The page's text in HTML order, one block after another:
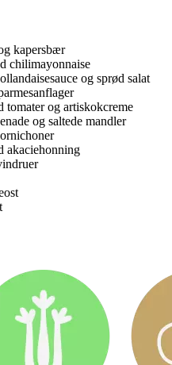
kapersbær
chilimayonnaise
og sprød salat
tomater og artiskokcreme
og saltede mandler
akaciehonning